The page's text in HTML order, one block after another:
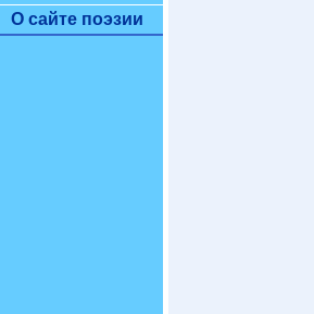
О сайте поэзии